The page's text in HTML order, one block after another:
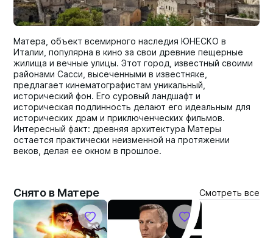
Матера, объект всемирного наследия ЮНЕСКО в
Италии, популярна в кино за свои древние пещерные
жилища и вечные улицы. Этот город, известный своими
районами Сасси, высеченными в известняке,
предлагает кинематографистам уникальный,
исторический фон. Его суровый ландшафт и
историческая подлинность делают его идеальным для
исторических драм и приключенческих фильмов.
Интересный факт: древняя архитектура Матеры
остается практически неизменной на протяжении
веков, делая ее окном в прошлое.
Снято в Матере Смотреть все